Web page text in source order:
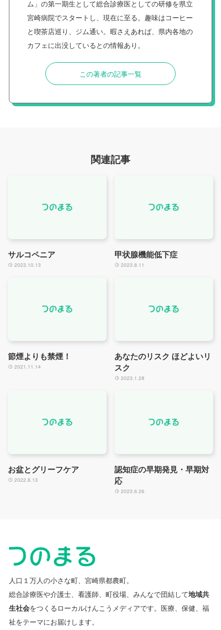
ム」の第一期生として総合診療医としての研修を県立
宮崎病院でスタートし、現在に至る。趣味はコーヒー
と喫茶店巡り、ジム通い。暇さえあれば、県内各地の
カフェに出没しているとの情報あり。
この著者の記事一覧
関連記事
サルコペニア
2023.10.13
甲状腺機能低下症
2023.8.11
節煙よりも禁煙！
2021.11.14
あなたのリスク ほどよいリ
スク
2023.1.28
お盆とグリーフケア
2022.8.13
認知症の早期発見・早期対
応
2023.6.26
人口１万人の小さな町、宮崎県都農町。
総合診療医や介護士、看護師、町役場、みんなで団結して地域共
生社会をつくるローカルけんこうメディアです。 医療、保健、福
祉をテーマにお届けします。